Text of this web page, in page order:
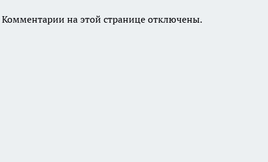
Комментарии на этой странице отключены.